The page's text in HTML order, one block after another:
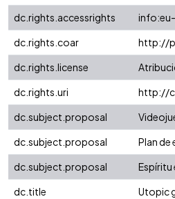
dc.rights.accessrights
dc.rights.coar
http://
dc.rights.license
dc.rights.uri
http://
dc.subject.proposal
dc.subject.proposal
Plan de
dc.subject.proposal
Espíritu
dc.title
Utopic